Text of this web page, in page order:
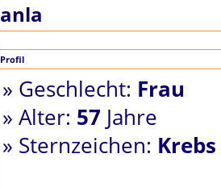
anla
Profil
» Geschlecht: Frau
» Alter: 57 Jahre
» Sternzeichen: Krebs